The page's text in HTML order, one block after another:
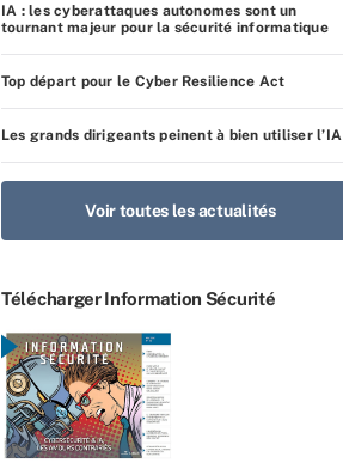
IA : les cyberattaques autonomes sont un
tournant majeur pour la sécurité informatique
Top départ pour le Cyber Resilience Act
Les grands dirigeants peinent à bien utiliser l’IA
Voir toutes les actualités
Télécharger Information Sécurité